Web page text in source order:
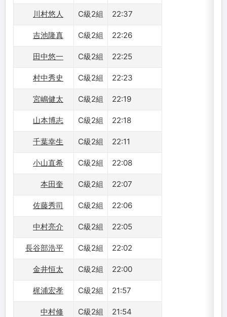
川村悠人 C級2組 22:37
吉池隆真 C級2組 22:26
田中悠一 C級2組 22:25
村中秀史 C級2組 22:23
宮嶋健太 C級2組 22:19
山本博志 C級2組 22:18
千葉幸生 C級2組 22:11
小山直希 C級2組 22:08
本田奎 C級2組 22:07
佐藤秀司 C級2組 22:06
中村亮介 C級2組 22:05
長谷部浩平 C級2組 22:02
金井恒太 C級2組 22:00
梶浦宏孝 C級2組 21:57
中村修 C級2組 21:54